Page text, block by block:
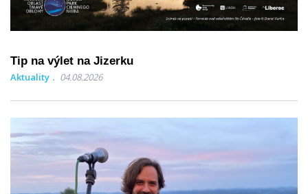
Tip na výlet na Jizerku
Aktuality 04.08.2026